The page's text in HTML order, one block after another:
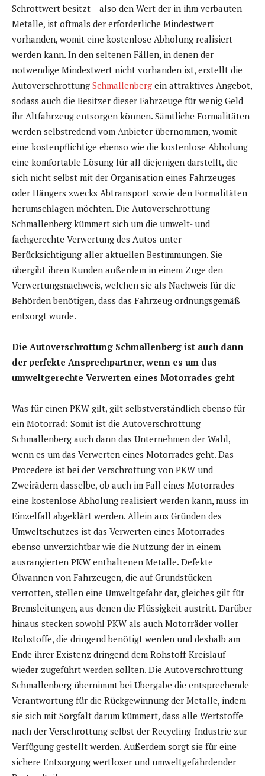
Schrottwert besitzt – also den Wert der in ihm verbauten
Metalle, ist oftmals der erforderliche Mindestwert
vorhanden, womit eine kostenlose Abholung realisiert
werden kann. In den seltenen Fällen, in denen der
notwendige Mindestwert nicht vorhanden ist, erstellt die
Autoverschrottung Schmallenberg ein attraktives Angebot,
sodass auch die Besitzer dieser Fahrzeuge für wenig Geld
ihr Altfahrzeug entsorgen können. Sämtliche Formalitäten
werden selbstredend vom Anbieter übernommen, womit
eine kostenpflichtige ebenso wie die kostenlose Abholung
eine komfortable Lösung für all diejenigen darstellt, die
sich nicht selbst mit der Organisation eines Fahrzeuges
oder Hängers zwecks Abtransport sowie den Formalitäten
herumschlagen möchten. Die Autoverschrottung
Schmallenberg kümmert sich um die umwelt- und
fachgerechte Verwertung des Autos unter
Berücksichtigung aller aktuellen Bestimmungen. Sie
übergibt ihren Kunden außerdem in einem Zuge den
Verwertungsnachweis, welchen sie als Nachweis für die
Behörden benötigen, dass das Fahrzeug ordnungsgemäß
entsorgt wurde.
Die Autoverschrottung Schmallenberg ist auch dann
der perfekte Ansprechpartner, wenn es um das
umweltgerechte Verwerten eines Motorrades geht
Was für einen PKW gilt, gilt selbstverständlich ebenso für
ein Motorrad: Somit ist die Autoverschrottung
Schmallenberg auch dann das Unternehmen der Wahl,
wenn es um das Verwerten eines Motorrades geht. Das
Procedere ist bei der Verschrottung von PKW und
Zweirädern dasselbe, ob auch im Fall eines Motorrades
eine kostenlose Abholung realisiert werden kann, muss im
Einzelfall abgeklärt werden. Allein aus Gründen des
Umweltschutzes ist das Verwerten eines Motorrades
ebenso unverzichtbar wie die Nutzung der in einem
ausrangierten PKW enthaltenen Metalle. Defekte
Ölwannen von Fahrzeugen, die auf Grundstücken
verrotten, stellen eine Umweltgefahr dar, gleiches gilt für
Bremsleitungen, aus denen die Flüssigkeit austritt. Darüber
hinaus stecken sowohl PKW als auch Motorräder voller
Rohstoffe, die dringend benötigt werden und deshalb am
Ende ihrer Existenz dringend dem Rohstoff-Kreislauf
wieder zugeführt werden sollten. Die Autoverschrottung
Schmallenberg übernimmt bei Übergabe die entsprechende
Verantwortung für die Rückgewinnung der Metalle, indem
sie sich mit Sorgfalt darum kümmert, dass alle Wertstoffe
nach der Verschrottung selbst der Recycling-Industrie zur
Verfügung gestellt werden. Außerdem sorgt sie für eine
sichere Entsorgung wertloser und umweltgefährdender